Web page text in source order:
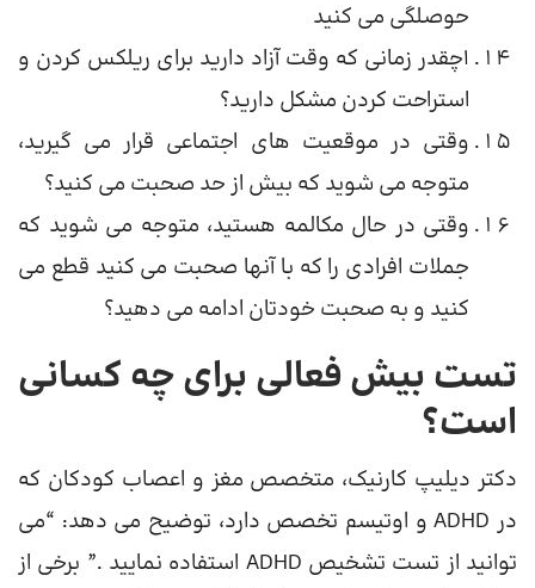
حوصلگی می کنید
1چقدر زمانی که وقت آزاد دارید برای ریلکس کردن و
استراحت کردن مشکل دارید؟
وقتی در موقعیت های اجتماعی قرار می گیرید،
متوجه می شوید که بیش از حد صحبت می کنید؟
وقتی در حال مکالمه هستید، متوجه می شوید که
جملات افرادی را که با آنها صحبت می کنید قطع می
کنید و به صحبت خودتان ادامه می دهید؟
تست بیش فعالی برای چه کسانی
است؟
دکتر دیلیپ کارنیک، متخصص مغز و اعصاب کودکان که
در ADHD و اوتیسم تخصص دارد، توضیح می دهد: “می
توانید از تست تشخیص ADHD استفاده نمایید .” برخی از